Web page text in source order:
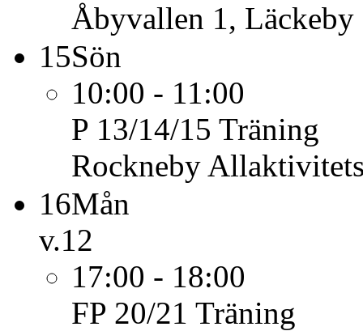
Åbyvallen 1, Läckeby
15Sön
10:00 - 11:00
P 13/14/15 Träning
Rockneby
16Mån
v.12
17:00 - 18:00
FP 20/21 Träning